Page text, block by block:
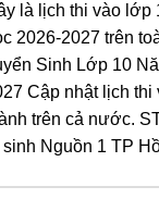
là lịch thi vào lớp
2026-2027 trên
Sinh Lớp 10
Cập nhật lịch
trên cả nước.
sinh Nguồn 1 TP